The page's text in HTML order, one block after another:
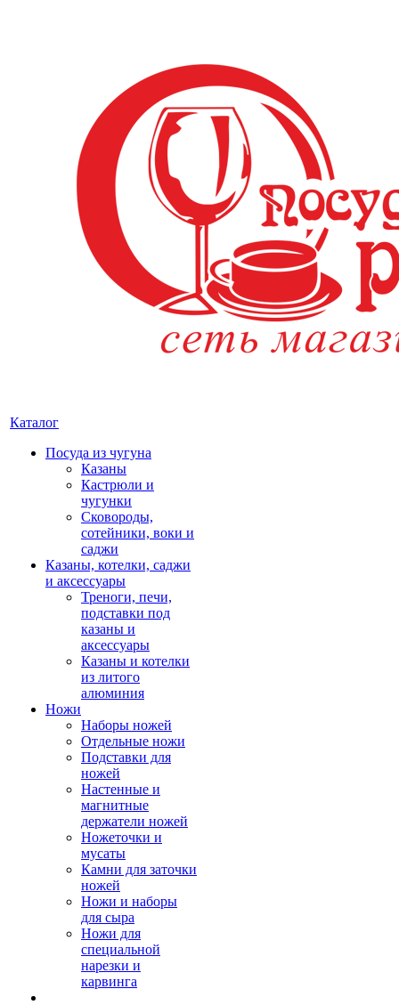
Каталог
Посуда из чугуна
Казаны
Кастрюли и
чугунки
Сковороды,
сотейники, воки и
саджи
Казаны, котелки, саджи
и аксессуары
Треноги, печи,
подставки под
казаны и
аксессуары
Казаны и котелки
из литого
алюминия
Ножи
Наборы ножей
Отдельные ножи
Подставки для
ножей
Настенные и
магнитные
держатели ножей
Ножеточки и
мусаты
Камни для заточки
ножей
Ножи и наборы
для сыра
Ножи для
специальной
нарезки и
карвинга